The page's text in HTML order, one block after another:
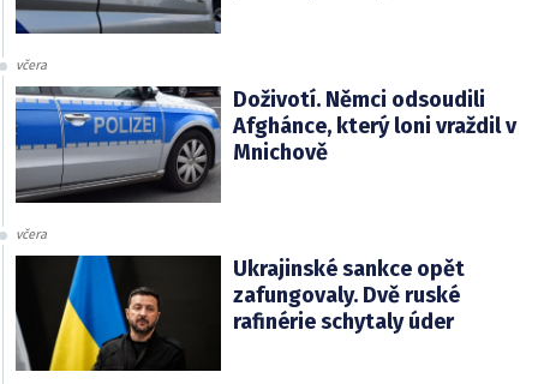
včera
Doživotí. Němci odsoudili
Afghánce, který loni vraždil v
Mnichově
včera
Ukrajinské sankce opět
zafungovaly. Dvě ruské
rafinérie schytaly úder